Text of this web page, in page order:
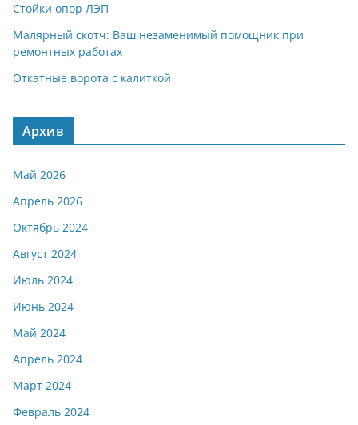
Стойки опор ЛЭП
Малярный скотч: Ваш незаменимый помощник при
ремонтных работах
Откатные ворота с калиткой
Архив
Май 2026
Апрель 2026
Октябрь 2024
Август 2024
Июль 2024
Июнь 2024
Май 2024
Апрель 2024
Март 2024
Февраль 2024